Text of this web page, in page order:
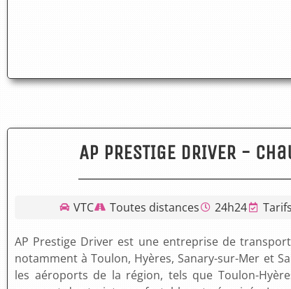
AP PRESTIGE DRIVER -
VTC Toutes distances 24h24
AP Prestige Driver est une entreprise de
notamment à Toulon, Hyères, Sanary-sur-Mer et
les aéroports de la région, tels que Toulon-